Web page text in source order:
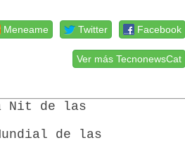
Facebook
Twitter
Meneame
Ver más TecnonewsCat
Nit de las
de las